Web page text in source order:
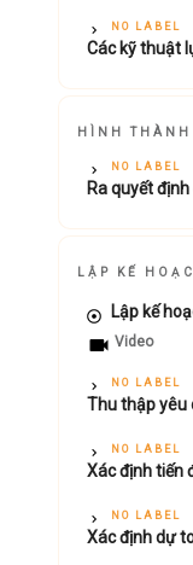
NO LABEL
Các kỹ thuật
HÌNH THÀNH
NO LABEL
Ra quyết
LẬP KẾ
Lập kế
Video
NO LABEL
Thu thập yêu
NO LABEL
Xác định tiến
NO LABEL
Xác định dự